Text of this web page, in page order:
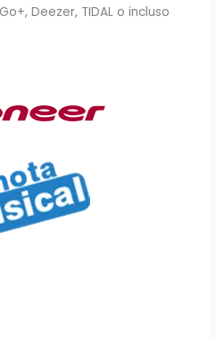
Deezer, TIDAL o incluso